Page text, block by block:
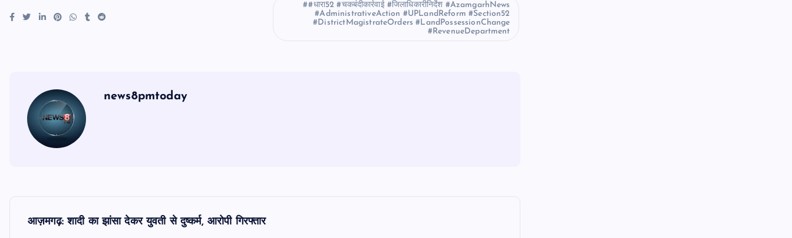
#धारा52 #चकबंदीकार्रवाई #जिलाधिकारीनिर्देश #AzamgarhNews
#AdministrativeAction #UPLandReform #Section52
#DistrictMagistrateOrders #LandPossessionChange
#RevenueDepartment
news8pmtoday
आज़मगढ़: शादी का झांसा देकर युवती से दुष्कर्म, आरोपी गिरफ्तार